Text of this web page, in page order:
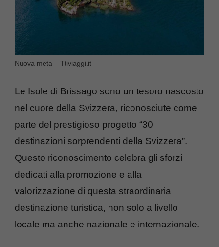
Nuova meta – Ttiviaggi.it
Le Isole di Brissago sono un tesoro nascosto
nel cuore della Svizzera, riconosciute come
parte del prestigioso progetto “30
destinazioni sorprendenti della Svizzera”.
Questo riconoscimento celebra gli sforzi
dedicati alla promozione e alla
valorizzazione di questa straordinaria
destinazione turistica, non solo a livello
locale ma anche nazionale e internazionale.